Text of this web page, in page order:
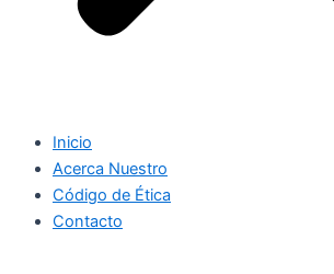
Inicio
Acerca Nuestro
Código de Ética
Contacto